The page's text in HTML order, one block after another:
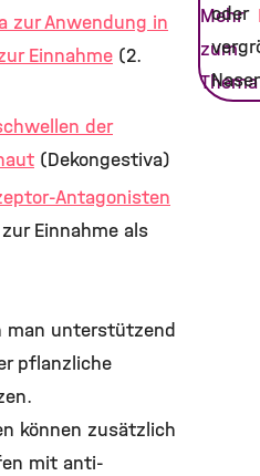
zur Anwendung in
Einnahme (2.
der
(Dekongestiva)
Antagonisten
Einnahme als
man unterstützend
pflanzliche
können zusätzlich
mit anti-
Mehr
zum
Thema
oder